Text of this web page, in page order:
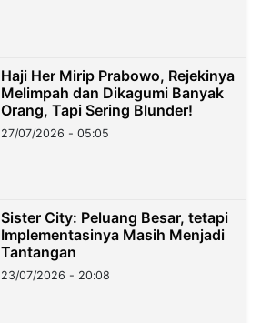
Haji Her Mirip Prabowo, Rejekinya
Melimpah dan Dikagumi Banyak
Orang, Tapi Sering Blunder!
27/07/2026 - 05:05
Sister City: Peluang Besar, tetapi
Implementasinya Masih Menjadi
Tantangan
23/07/2026 - 20:08